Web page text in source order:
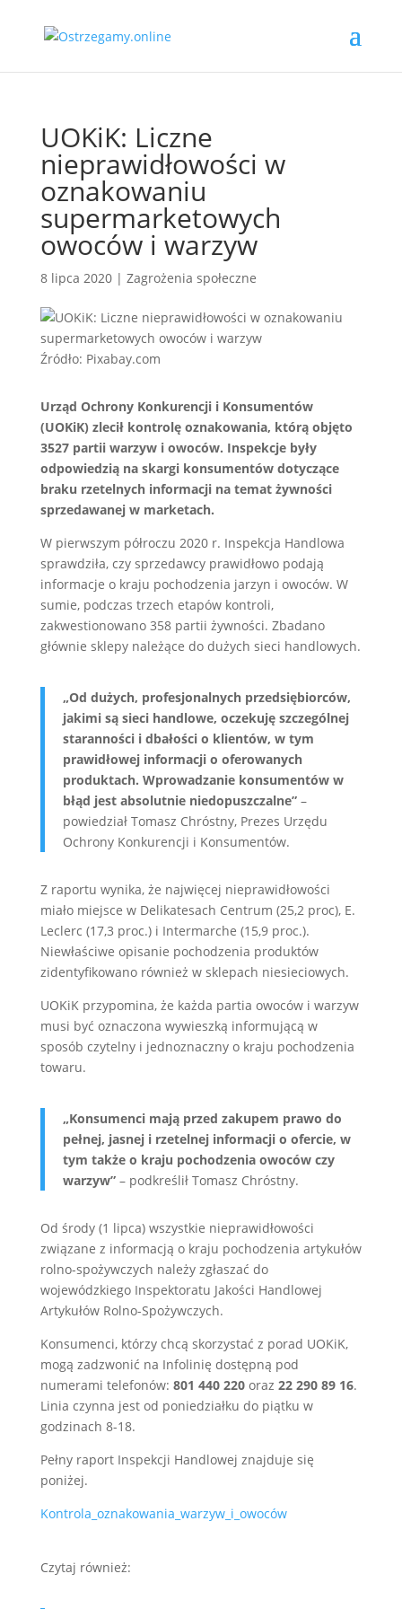
UOKiK: Liczne
nieprawidłowości w
oznakowaniu
supermarketowych
owoców i warzyw
8 lipca 2020| Zagrożenia społeczne
Źródło: Pixabay.com
Urząd Ochrony Konkurencji i Konsumentów
(UOKiK) zlecił kontrolę oznakowania, którą objęto
3527 partii warzyw i owoców. Inspekcje były
odpowiedzią na skargi konsumentów dotyczące
braku rzetelnych informacji na temat żywności
sprzedawanej w marketach.
W pierwszym półroczu 2020 r. Inspekcja Handlowa
sprawdziła, czy sprzedawcy prawidłowo podają
informacje o kraju pochodzenia jarzyn i owoców. W
sumie, podczas trzech etapów kontroli,
zakwestionowano 358 partii żywności. Zbadano
głównie sklepy należące do dużych sieci handlowych.
„Od dużych, profesjonalnych przedsiębiorców,
jakimi są sieci handlowe, oczekuję szczególnej
staranności i dbałości o klientów, w tym
prawidłowej informacji o oferowanych
produktach. Wprowadzanie konsumentów w
błąd jest absolutnie niedopuszczalne” –
powiedział Tomasz Chróstny, Prezes Urzędu
Ochrony Konkurencji i Konsumentów.
Z raportu wynika, że najwięcej nieprawidłowości
miało miejsce w Delikatesach Centrum (25,2 proc), E.
Leclerc (17,3 proc.) i Intermarche (15,9 proc.).
Niewłaściwe opisanie pochodzenia produktów
zidentyfikowano również w sklepach niesieciowych.
UOKiK przypomina, że każda partia owoców i warzyw
musi być oznaczona wywieszką informującą w
sposób czytelny i jednoznaczny o kraju pochodzenia
towaru.
„Konsumenci mają przed zakupem prawo do
pełnej, jasnej i rzetelnej informacji o ofercie, w
tym także o kraju pochodzenia owoców czy
warzyw” – podkreślił Tomasz Chróstny.
Od środy (1 lipca) wszystkie nieprawidłowości
związane z informacją o kraju pochodzenia artykułów
rolno-spożywczych należy zgłaszać do
wojewódzkiego Inspektoratu Jakości Handlowej
Artykułów Rolno-Spożywczych.
Konsumenci, którzy chcą skorzystać z porad UOKiK,
mogą zadzwonić na Infolinię dostępną pod
numerami telefonów: 801 440 220oraz 22 290 89 16.
Linia czynna jest od poniedziałku do piątku w
godzinach 8-18.
Pełny raport Inspekcji Handlowej znajduje się
poniżej.
Kontrola_oznakowania_warzyw_i_owoców
Czytaj również: